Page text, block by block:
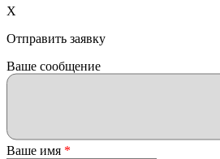
X
Отправить заявку
Ваше сообщение
Ваше имя *